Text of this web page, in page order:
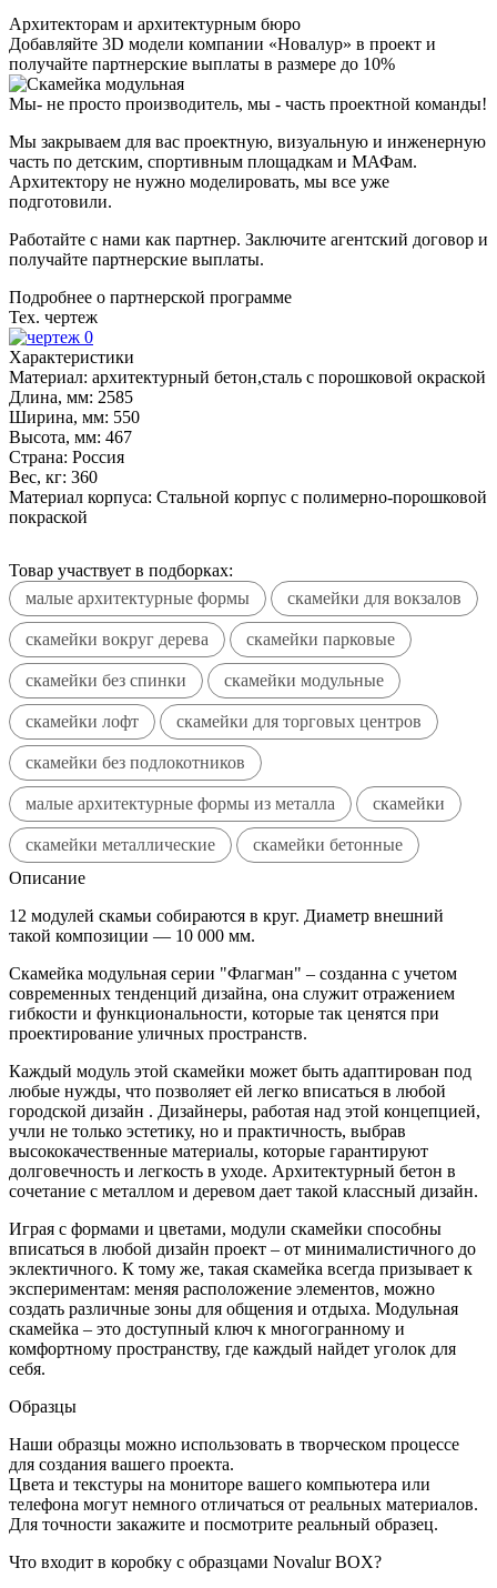
Архитекторам и архитектурным бюро
Добавляйте 3D модели компании «Новалур» в проект и
получайте партнерские выплаты в размере до 10%
Мы- не просто производитель, мы - часть проектной команды!
Мы закрываем для вас проектную, визуальную и инженерную
часть по детским, спортивным площадкам и МАФам.
Архитектору не нужно моделировать, мы все уже
подготовили.
Работайте с нами как партнер. Заключите агентский договор и
получайте партнерские выплаты.
Подробнее о партнерской программе
Тех. чертеж
Характеристики
Материал: архитектурный бетон,сталь с порошковой окраской
Длина, мм: 2585
Ширина, мм: 550
Высота, мм: 467
Страна: Россия
Вес, кг: 360
Материал корпуса: Стальной корпус с полимерно-порошковой
покраской
Товар участвует в подборках:
малые архитектурные формы
скамейки для вокзалов
скамейки вокруг дерева скамейки парковые
скамейки без спинки скамейки модульные
скамейки лофт скамейки для торговых центров
скамейки без подлокотников
малые архитектурные формы из металла скамейки
скамейки металлические
скамейки бетонные
Описание
12 модулей скамьи собираются в круг. Диаметр внешний
такой композиции — 10 000 мм.
Скамейка модульная серии "Флагман" – созданна с учетом
современных тенденций дизайна, она служит отражением
гибкости и функциональности, которые так ценятся при
проектирование уличных пространств.
Каждый модуль этой скамейки может быть адаптирован под
любые нужды, что позволяет ей легко вписаться в любой
городской дизайн . Дизайнеры, работая над этой концепцией,
учли не только эстетику, но и практичность, выбрав
высококачественные материалы, которые гарантируют
долговечность и легкость в уходе. Архитектурный бетон в
сочетание с металлом и деревом дает такой классный дизайн.
Играя с формами и цветами, модули скамейки способны
вписаться в любой дизайн проект – от минималистичного до
эклектичного. К тому же, такая скамейка всегда призывает к
экспериментам: меняя расположение элементов, можно
создать различные зоны для общения и отдыха. Модульная
скамейка – это доступный ключ к многогранному и
комфортному пространству, где каждый найдет уголок для
себя.
Образцы
Наши образцы можно использовать в творческом процессе
для создания вашего проекта.
Цвета и текстуры на мониторе вашего компьютера или
телефона могут немного отличаться от реальных материалов.
Для точности закажите и посмотрите реальный образец.
Что входит в коробку с образцами Novalur BOX?